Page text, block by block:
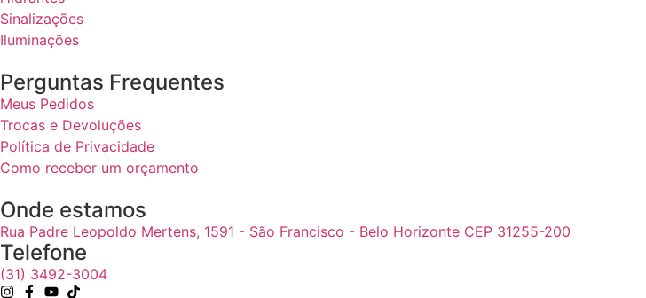
Sinalizações
Iluminações
Perguntas Frequentes
Meus Pedidos
Trocas e Devoluções
Política de Privacidade
Como receber um orçamento
Onde estamos
Rua Padre Leopoldo Mertens, 1591 - São Francisco - Belo Horizonte CEP 31255-200
Telefone
(31) 3492-3004